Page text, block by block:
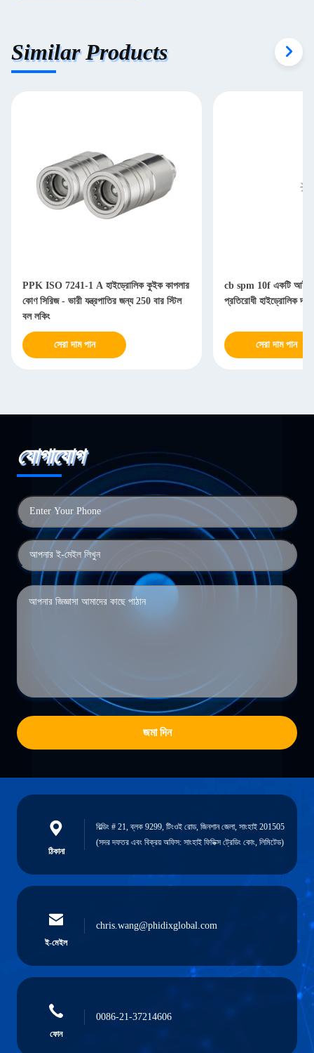
Similar Products
PPK ISO 7241-1 A হাইড্রোলিক কুইক কাপলার
কোণ সিরিজ - ভারী যন্ত্রপাতির জন্য 250 বার স্টিল
বল লকিং
সেরা দাম পান
cb spm 10f একটি
প্রতিরোধী হাইড্রোলিক
সেরা দাম পান
যোগাযোগ
জমা দিন
ঠিকানা
বিল্ডিং # 21, ব্লক 9299, টিংওই রোড, জিনশান জেলা, সাংহাই 201505
(সদর দফতর এবং বিক্রয় অফিস: সাংহাই ফিডিক্স ট্রেডিং কোং, লিমিটেড)
ই-মেইল
chris.wang@phidixglobal.com
ফোন
0086-21-37214606